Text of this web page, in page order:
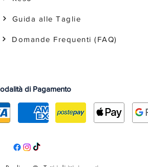
Guida alle Taglie
Domande Frequenti (FAQ)
di Pagamento